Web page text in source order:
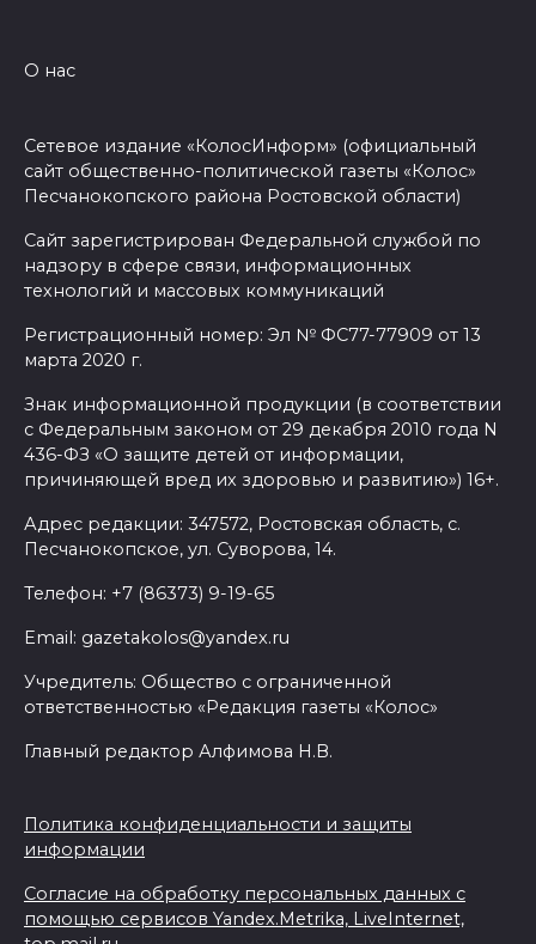
О нас
Сетевое издание «КолосИнформ» (официальный
сайт общественно-политической газеты «Колос»
Песчанокопского района Ростовской области)
Сайт зарегистрирован Федеральной службой по
надзору в сфере связи, информационных
технологий и массовых коммуникаций
Регистрационный номер: Эл № ФС77-77909 от 13
марта 2020 г.
Знак информационной продукции (в соответствии
с Федеральным законом от 29 декабря 2010 года N
436-ФЗ «О защите детей от информации,
причиняющей вред их здоровью и развитию») 16+.
Адрес редакции: 347572, Ростовская область, с.
Песчанокопское, ул. Суворова, 14.
Телефон: +7 (86373) 9-19-65
Email: gazetakolos@yandex.ru
Учредитель: Общество с ограниченной
ответственностью «Редакция газеты «Колос»
Главный редактор Алфимова Н.В.
Политика конфиденциальности и защиты
информации
Согласие на обработку персональных данных с
помощью сервисов Yandex.Metrika, LiveInternet,